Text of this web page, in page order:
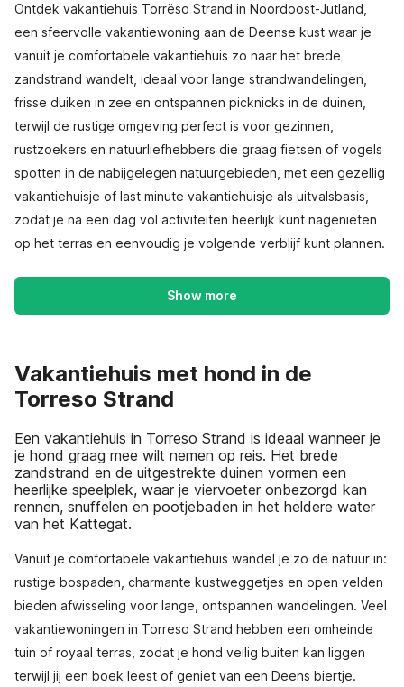
Ontdek vakantiehuis Torrëso Strand in Noordoost-Jutland,
een sfeervolle vakantiewoning aan de Deense kust waar je
vanuit je comfortabele vakantiehuis zo naar het brede
zandstrand wandelt, ideaal voor lange strandwandelingen,
frisse duiken in zee en ontspannen picknicks in de duinen,
terwijl de rustige omgeving perfect is voor gezinnen,
rustzoekers en natuurliefhebbers die graag fietsen of vogels
spotten in de nabijgelegen natuurgebieden, met een gezellig
vakantiehuisje of last minute vakantiehuisje als uitvalsbasis,
zodat je na een dag vol activiteiten heerlijk kunt nagenieten
op het terras en eenvoudig je volgende verblijf kunt plannen.
Show more
Vakantiehuis met hond in de
Torreso Strand
Een vakantiehuis in Torreso Strand is ideaal wanneer je
je hond graag mee wilt nemen op reis. Het brede
zandstrand en de uitgestrekte duinen vormen een
heerlijke speelplek, waar je viervoeter onbezorgd kan
rennen, snuffelen en pootjebaden in het heldere water
van het Kattegat.
Vanuit je comfortabele vakantiehuis wandel je zo de natuur in:
rustige bospaden, charmante kustweggetjes en open velden
bieden afwisseling voor lange, ontspannen wandelingen. Veel
vakantiewoningen in Torreso Strand hebben een omheinde
tuin of royaal terras, zodat je hond veilig buiten kan liggen
terwijl jij een boek leest of geniet van een Deens biertje.